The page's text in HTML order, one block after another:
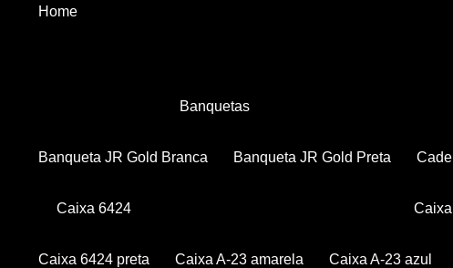
Home
Banquetas
Banqueta JR Gold Branca Banqueta JR Gold Preta
Caixa 6424
Caixa 6424 preta Caixa A-23 amarela Caixa A-23 azul